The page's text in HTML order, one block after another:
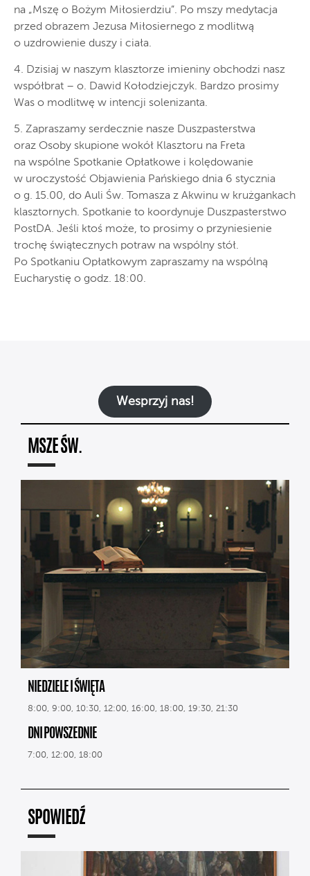
na „Mszę o Bożym Miłosierdziu”. Po mszy medytacja
przed obrazem Jezusa Miłosiernego z modlitwą
o uzdrowienie duszy i ciała.
4. Dzisiaj w naszym klasztorze imieniny obchodzi nasz
współbrat – o. Dawid Kołodziejczyk. Bardzo prosimy
Was o modlitwę w intencji solenizanta.
5. Zapraszamy serdecznie nasze Duszpasterstwa
oraz Osoby skupione wokół Klasztoru na Freta
na wspólne Spotkanie Opłatkowe i kolędowanie
w uroczystość Objawienia Pańskiego dnia 6 stycznia
o g. 15.00, do Auli Św. Tomasza z Akwinu w krużgankach
klasztornych. Spotkanie to koordynuje Duszpasterstwo
PostDA. Jeśli ktoś może, to prosimy o przyniesienie
trochę świątecznych potraw na wspólny stół.
Po Spotkaniu Opłatkowym zapraszamy na wspólną
Eucharystię o godz. 18:00.
Wesprzyj nas!
MSZE ŚW.
NIEDZIELE I ŚWIĘTA
8:00, 9:00, 10:30, 12:00, 16:00, 18:00, 19:30, 21:30
DNI POWSZEDNIE
7:00, 12:00, 18:00
SPOWIEDŹ